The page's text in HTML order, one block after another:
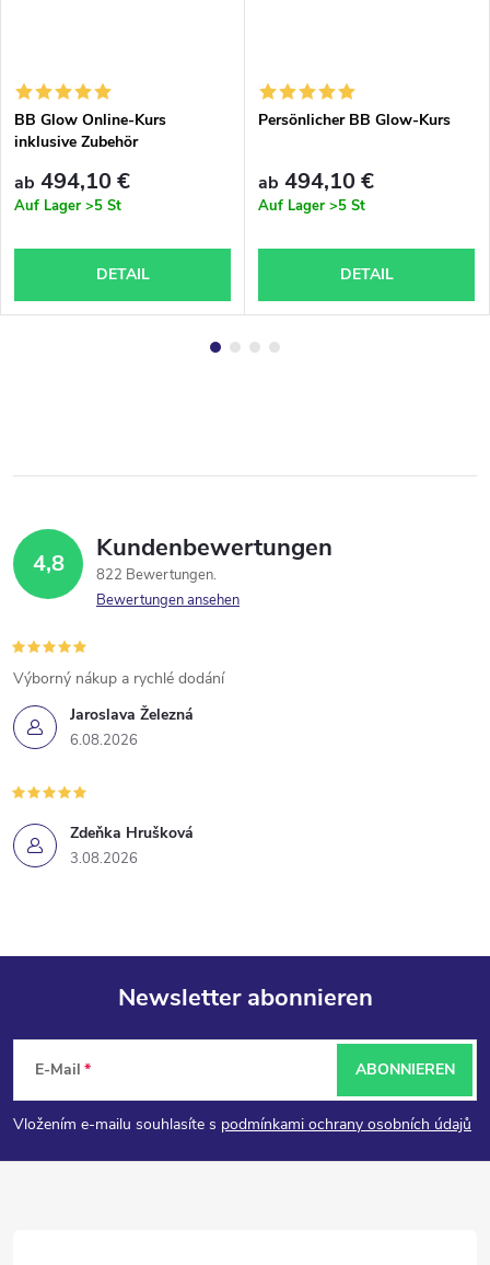
BB Glow Online-Kurs
inklusive Zubehör
ab 494,10 €
Auf Lager >5 St
DETAIL
Persönlicher BB Glow-Kurs
ab 494,10 €
Auf Lager >5 St
DETAIL
4,8 Kundenbewertungen
822 Bewertungen
Bewertungen ansehen
Jaroslava Železná
6.08.2026
Výborný nákup a rychlé dodání
Zdeňka Hrušková
3.08.2026
F
u
ß
Newsletter abonnieren
E-Mail
Vložením e-mailu souhlasíte s podmínkami ochrany osobních údajů
ABONNIEREN